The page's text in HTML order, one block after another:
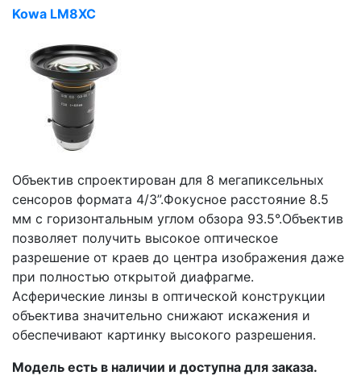
Kowa LM8XC
Объектив спроектирован для 8 мегапиксельных
сенсоров формата 4/3”.Фокусное расстояние 8.5
мм с горизонтальным углом обзора 93.5°.Объектив
позволяет получить высокое оптическое
разрешение от краев до центра изображения даже
при полностью открытой диафрагме.
Асферические линзы в оптической конструкции
объектива значительно снижают искажения и
обеспечивают картинку высокого разрешения.
Модель есть в наличии и доступна для заказа.